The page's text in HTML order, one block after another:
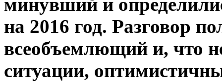
минувший и
на 2016 год. Разговор
всеобъемлющий и, что
ситуации,